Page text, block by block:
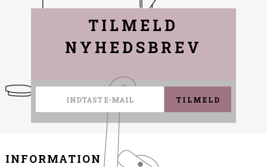
TILMELD
NYHEDSBREV
TILMELD
INFORMATION